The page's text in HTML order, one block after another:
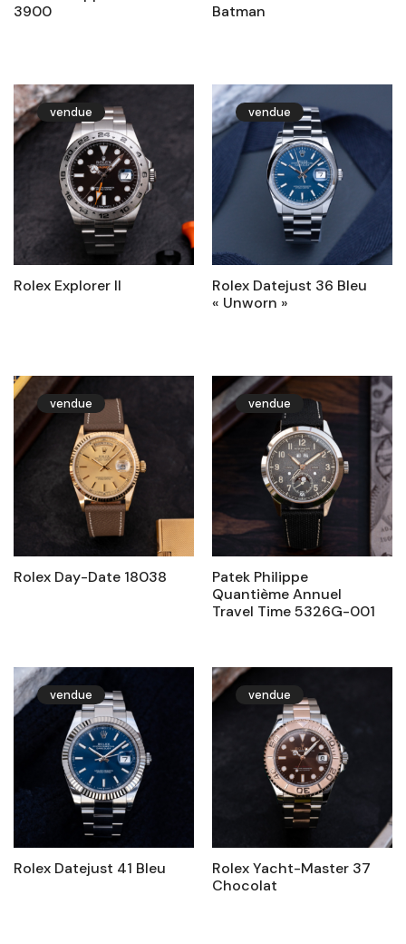
3900
Batman
vendue
Rolex Explorer II
vendue
Rolex Datejust 36 Bleu
« Unworn »
vendue
Rolex Day-Date 18038
vendue
Patek Philippe
Quantième Annuel
Travel Time 5326G-001
vendue
Rolex Datejust 41 Bleu
vendue
Rolex Yacht-Master 37
Chocolat